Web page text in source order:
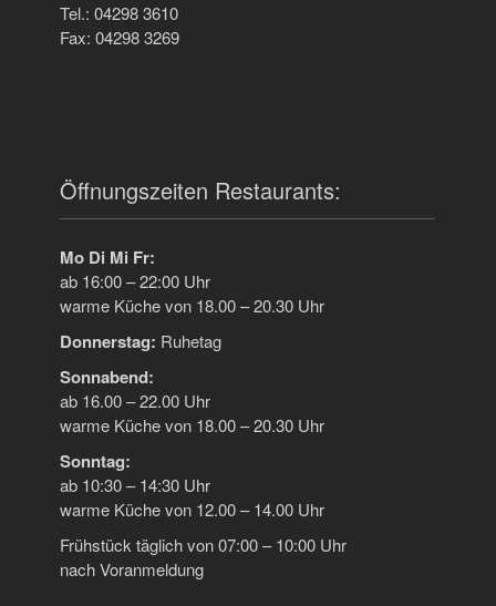
Tel.: 04298 3610
Fax: 04298 3269
Öffnungszeiten Restaurants:
Mo Di Mi Fr:
ab 16:00 – 22:00 Uhr
warme Küche von 18.00 – 20.30 Uhr
Donnerstag: Ruhetag
Sonnabend:
ab 16.00 – 22.00 Uhr
warme Küche von 18.00 – 20.30 Uhr
Sonntag:
ab 10:30 – 14:30 Uhr
warme Küche von 12.00 – 14.00 Uhr
Frühstück täglich von 07:00 – 10:00 Uhr
nach Voranmeldung